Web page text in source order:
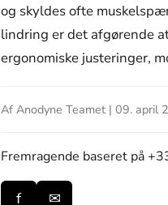
og skyldes ofte
lindring er det afgørende
ergonomiske justeringer,
Af Anodyne Teamet | 09. april
Fremragende baseret på
f ✉